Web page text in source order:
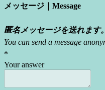
メッセージ
Message
匿名メッセージを送れます。
You can send a message
*
Your answer